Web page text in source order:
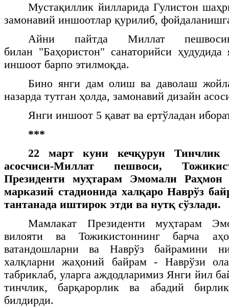
Мустақиллик йилларида Гулистон
замонавий иншоотлар қурилиб,
Айни пайтда Миллат
билан "Баҳористон" санаторийси
иншоот барпо этилмоқда.
Бино янги дам олиш ва даволаш
назарда тутган ҳолда, замонавий дизайн
Янги иншоот 5 қават ва ертўладан
***
22 март куни кечқурун Тинчлик
асосчиси-Миллат пешвоси,
Президенти муҳтарам Эмомали
марказий стадионида халқаро Наврўз
тантанада иштирок этди ва нутқ сўзлади.
Мамлакат Президенти муҳтарам
вилояти ва Тожикистоннинг барча
ватандошларни ва Наврўз байрамини
халқларни жаҳоний байрам - Наврўзи
табриклаб, уларга аждодларимиз Янги йил
тинчлик, барқарорлик ва абадий
билдирди.